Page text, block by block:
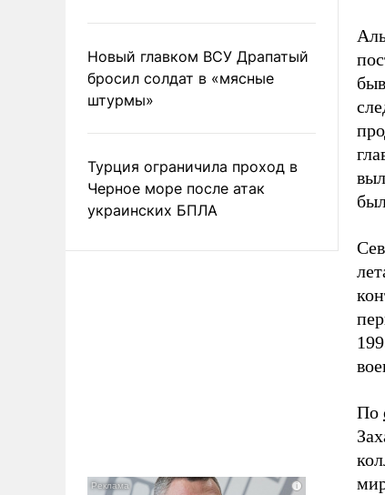
Новый главком ВСУ Драпатый
бросил солдат в «мясные
штурмы»
Турция ограничила проход в
Черное море после атак
украинских БПЛА
По